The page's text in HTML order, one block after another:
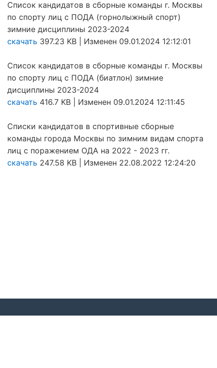
Список кандидатов в сборные команды г. Москвы
по спорту лиц с ПОДА (горнолыжный спорт)
зимние дисциплины 2023-2024
скачать 397.23 KB | Изменен 09.01.2024 12:12:01
Список кандидатов в сборные команды г. Москвы
по спорту лиц с ПОДА (биатлон) зимние
дисциплины 2023-2024
скачать 416.7 KB | Изменен 09.01.2024 12:11:45
Списки кандидатов в спортивные сборные
команды города Москвы по зимним видам спорта
лиц с поражением ОДА на 2022 - 2023 гг.
скачать 247.58 KB | Изменен 22.08.2022 12:24:20